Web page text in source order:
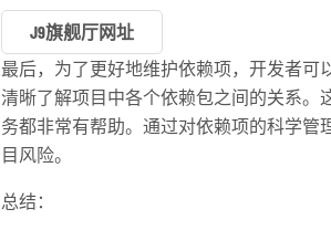
J9旗舰厅网址
最后，为了更好地维护依赖项，开发者可
清晰了解项目中各个依赖包之间的关系
务都非常有帮助。通过对依赖项的科学
目风险。
总结：